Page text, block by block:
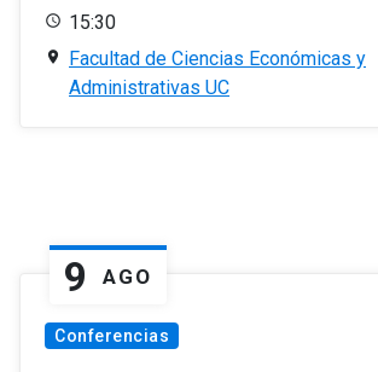
15:30
Facultad de Ciencias Económicas y
Administrativas UC
9 AGO
Conferencias